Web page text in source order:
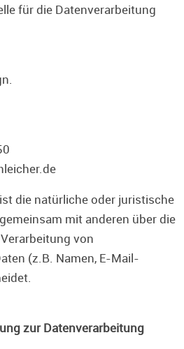
für die Datenverarbeitung
die natürliche oder juristische
mit anderen über die
von
(z.B. Namen, E-Mail-
zur Datenverarbeitung